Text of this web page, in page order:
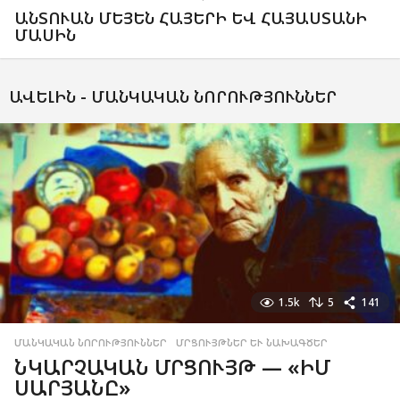
ԱՆՏՈՒԱՆ ՄԵՅԵՆ ՀԱՅԵՐԻ ԵՎ ՀԱՅԱՍՏԱՆԻ
ՄԱՍԻՆ
ԱՎԵԼԻՆ - ՄԱՆԿԱԿԱՆ ՆՈՐՈՒԹՅՈՒՆՆԵՐ
1.5k 5 141
ՄԱՆԿԱԿԱՆ ՆՈՐՈՒԹՅՈՒՆՆԵՐ ,ՄՐՑՈՒՅԹՆԵՐ ԵՒ ՆԱԽԱԳԾԵՐ
ՆԿԱՐՉԱԿԱՆ ՄՐՑՈՒՅԹ — «ԻՄ
ՍԱՐՅԱՆԸ»